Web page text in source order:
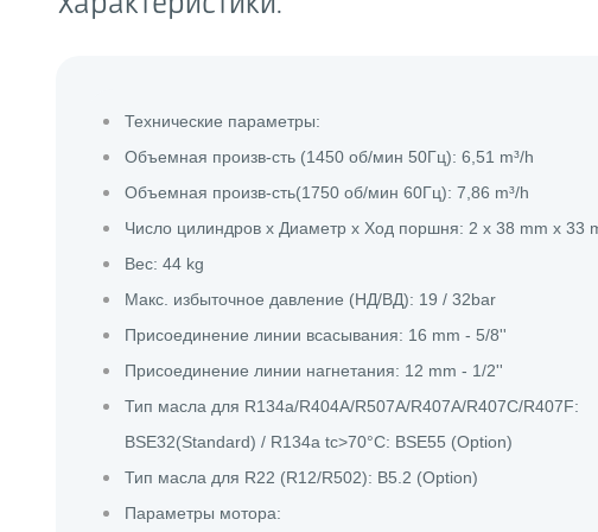
Технические параметры:
Объемная произв-сть (1450 об/мин 50Гц): 6,51 m³/h
Объемная произв-сть(1750 об/мин 60Гц): 7,86 m³/h
Число цилиндров х Диаметр х Ход поршня: 2 x 38 mm x 33
Вес: 44 kg
Макс. избыточное давление (НД/ВД): 19 / 32bar
Присоединение линии всасывания: 16 mm - 5/8''
Присоединение линии нагнетания: 12 mm - 1/2''
Тип масла для R134a/R404A/R507A/R407A/R407C/R407F:
BSE32(Standard) / R134a tc>70°C: BSE55 (Option)
Тип масла для R22 (R12/R502): B5.2 (Option)
Параметры мотора: